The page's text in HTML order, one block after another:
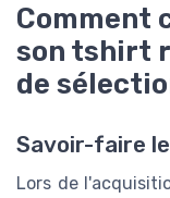
Comment
son tshirt
de
Savoir-faire
Lors de